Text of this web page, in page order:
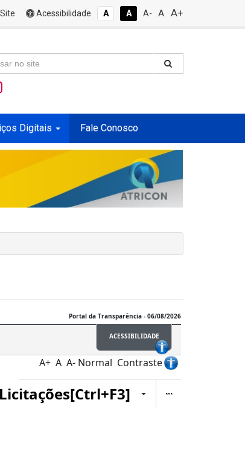
Acessibilidade A A A- A A+
Digitais Fale Conosco